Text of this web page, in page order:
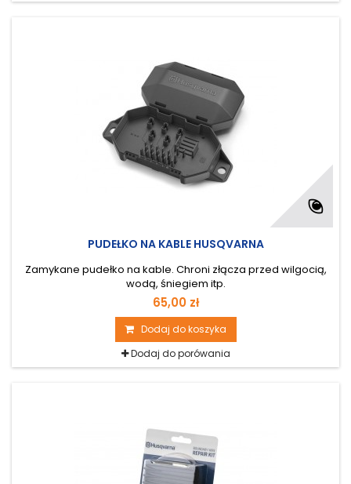
PUDEŁKO NA KABLE HUSQVARNA
Zamykane pudełko na kable. Chroni złącza przed wilgocią,
wodą, śniegiem itp.
65,00 zł
Dodaj do koszyka
Dodaj do porówania